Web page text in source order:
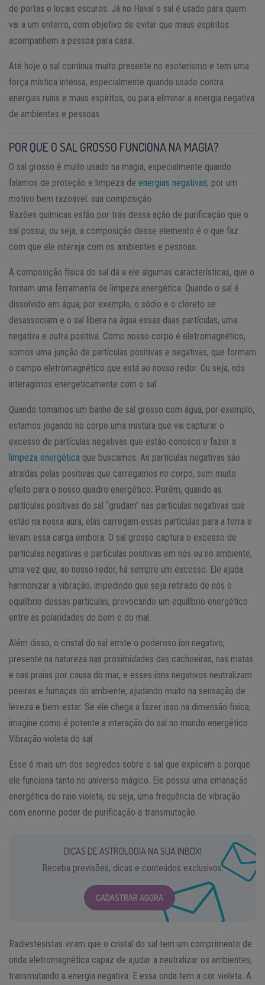
de portas e locais escuros. Já no Havaí o sal é usado para quem
vai a um enterro, com objetivo de evitar que maus espíritos
acompanhem a pessoa para casa.
Até hoje o sal continua muito presente no esoterismo e tem uma
força mística intensa, especialmente quando usado contra
energias ruins e maus espíritos, ou para eliminar a energia negativa
de ambientes e pessoas.
POR QUE O SAL GROSSO FUNCIONA NA MAGIA?
O sal grosso é muito usado na magia, especialmente quando
falamos de proteção e limpeza de energias negativas, por um
motivo bem razoável: sua composição.
Razões químicas estão por trás dessa ação de purificação que o
sal possui, ou seja, a composição desse elemento é o que faz
com que ele interaja com os ambientes e pessoas.
A composição física do sal dá a ele algumas características, que o
tornam uma ferramenta de limpeza energética. Quando o sal é
dissolvido em água, por exemplo, o sódio e o cloreto se
desassociam e o sal libera na água essas duas partículas, uma
negativa e outra positiva. Como nosso corpo é eletromagnético,
somos uma junção de partículas positivas e negativas, que formam
o campo eletromagnético que está ao nosso redor. Ou seja, nós
interagimos energeticamente com o sal.
Quando tomamos um banho de sal grosso com água, por exemplo,
estamos jogando no corpo uma mistura que vai capturar o
excesso de partículas negativas que estão conosco e fazer a
limpeza energética que buscamos. As partículas negativas são
atraídas pelas positivas que carregamos no corpo, sem muito
efeito para o nosso quadro energético. Porém, quando as
partículas positivas do sal “grudam” nas partículas negativas que
estão na nossa aura, elas carregam essas partículas para a terra e
levam essa carga embora. O sal grosso captura o excesso de
partículas negativas e partículas positivas em nós ou no ambiente,
uma vez que, ao nosso redor, há sempre um excesso. Ele ajuda
harmonizar a vibração, impedindo que seja retirado de nós o
equilíbrio dessas partículas, provocando um equilíbrio energético
entre as polaridades do bem e do mal.
Além disso, o cristal do sal emite o poderoso íon negativo,
presente na natureza nas proximidades das cachoeiras, nas matas
e nas praias por causa do mar, e esses íons negativos neutralizam
poeiras e fumaças do ambiente, ajudando muito na sensação de
leveza e bem-estar. Se ele chega a fazer isso na dimensão física,
imagine como é potente a interação do sal no mundo energético.
Vibração violeta do sal
Esse é mais um dos segredos sobre o sal que explicam o porque
ele funciona tanto no universo mágico. Ele possui uma emanação
energética do raio violeta, ou seja, uma frequência de vibração
com enorme poder de purificação e transmutação.
DICAS DE ASTROLOGIA NA SUA INBOX!
Receba previsões, dicas e conteúdos exclusivos.
CADASTRAR AGORA
Radiestesistas viram que o cristal do sal tem um comprimento de
onda eletromagnética capaz de ajudar a neutralizar os ambientes,
transmutando a energia negativa. E essa onda tem a cor violeta. A